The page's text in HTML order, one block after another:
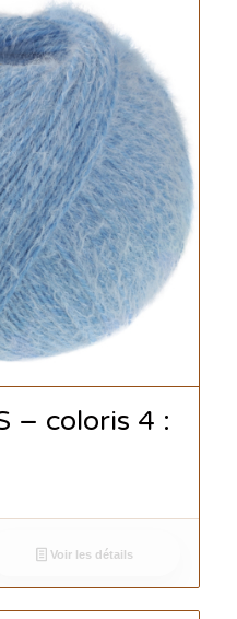
– coloris 4 :
Voir les détails